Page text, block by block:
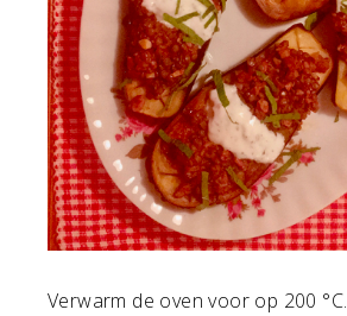
Verwarm de oven voor op 200 °C.